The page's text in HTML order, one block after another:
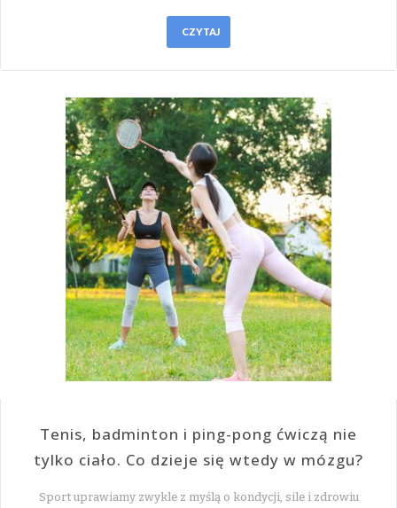
CZYTAJ
Tenis, badminton i ping-pong ćwiczą nie
tylko ciało. Co dzieje się wtedy w mózgu?
Sport uprawiamy zwykle z myślą o kondycji, sile i zdrowiu